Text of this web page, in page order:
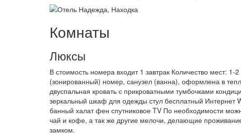
Комнаты
Люксы
В стоимость номера входит 1 завтрак Количество мест:
(зонированный) номер, санузел (ванна), оформлена в
двуспальная кровать с прикроватными тумбочками
зеркальный шкаф для одежды стул бесплатный Интернет
банный халат фен спутниковое TV По необходимости
чай и кофе, а так же другие мелочи, делающие
замком.